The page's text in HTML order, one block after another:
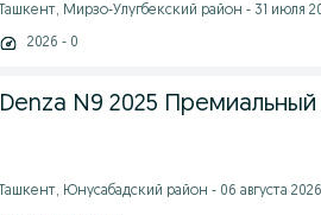
Ташкент, Мирзо-Улугбекский район - 31 июля
2026 - 0
Denza N9 2025
Ташкент, Юнусабадский район - 06 августа 2026